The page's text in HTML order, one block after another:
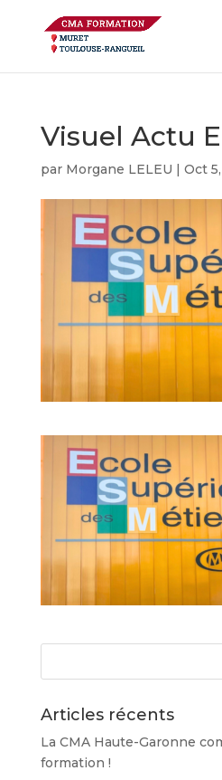
Visuel Actu
par Morgane LELEU | Oct
Articles récents
La CMA Haute-Garonne
formation !